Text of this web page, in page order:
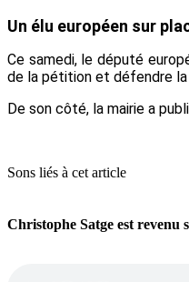
Un élu européen sur
Ce samedi, le député
de la pétition et défendre
De son côté, la mairie a
Sons liés à cet article
Christophe Satge est revenu